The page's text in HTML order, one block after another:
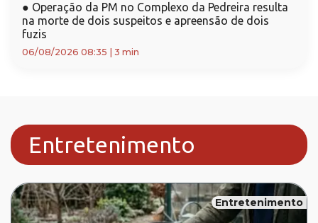
● Operação da PM no Complexo da Pedreira resulta
na morte de dois suspeitos e apreensão de dois
fuzis
06/08/2026 08:35 3 min
Entretenimento
Entretenimento